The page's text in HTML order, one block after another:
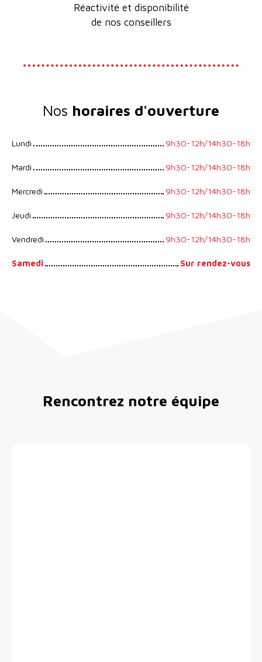
Réactivité et disponibilité
de nos conseillers
Nos horaires d'ouverture
Lundi 9h30-12h/14h30-18h
Mardi 9h30-12h/14h30-18h
Mercredi 9h30-12h/14h30-18h
Jeudi 9h30-12h/14h30-18h
Vendredi 9h30-12h/14h30-18h
Samedi Sur rendez-vous
Rencontrez notre équipe